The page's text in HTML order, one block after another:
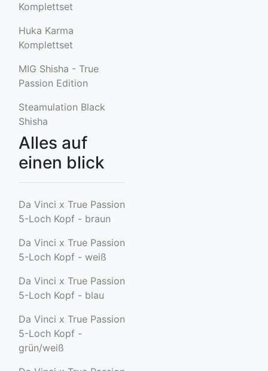
Komplettset
Huka Karma
Komplettset
MIG Shisha - True
Passion Edition
Steamulation Black
Shisha
Alles auf
einen blick
Da Vinci x True Passion
5-Loch Kopf - braun
Da Vinci x True Passion
5-Loch Kopf - weiß
Da Vinci x True Passion
5-Loch Kopf - blau
Da Vinci x True Passion
5-Loch Kopf -
grün/weiß